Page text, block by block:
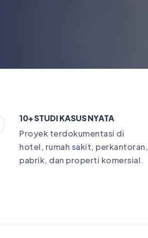
10+ STUDI KASUS NYATA
Proyek terdokumentasi di
hotel, rumah sakit, perkantoran,
pabrik, dan properti komersial.